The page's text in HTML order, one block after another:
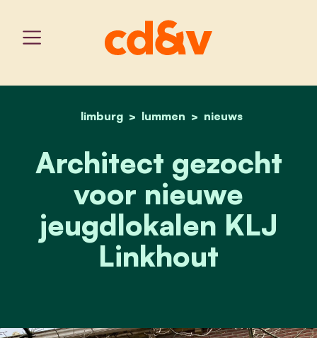
home
limburg lummen nieuws
architect gezocht voor
Architect gezocht
voor nieuwe
jeugdlokalen KLJ
Linkhout